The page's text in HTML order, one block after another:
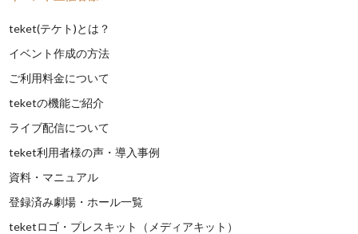
teket(テケト)とは？
イベント作成の方法
ご利用料金について
teketの機能ご紹介
ライブ配信について
teket利用者様の声・導入事例
資料・マニュアル
登録済み劇場・ホール一覧
teketロゴ・プレスキット（メディアキット）